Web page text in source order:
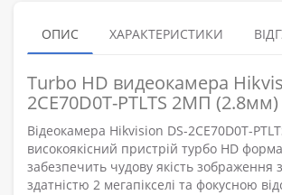
ОПИС ХАРАКТЕРИСТИКИ
Turbo HD видеокамера
2CE70D0T-PTLTS 2МП
Відеокамера Hikvision DS-2CE70D0T-
високоякісний пристрій турбо HD
забезпечить чудову якість зображення
здатністю 2 мегапікселі та фокусною